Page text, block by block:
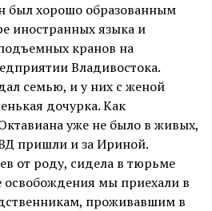
был хорошо образованным
иностранных языка и
кранов на
Владивостока.
семью, и у них с женой
дочурка. Как
уже не было в живых,
пришли и за Ириной.
от роду, сидела в тюрьме
освобождения мы приехали в
проживавшим в